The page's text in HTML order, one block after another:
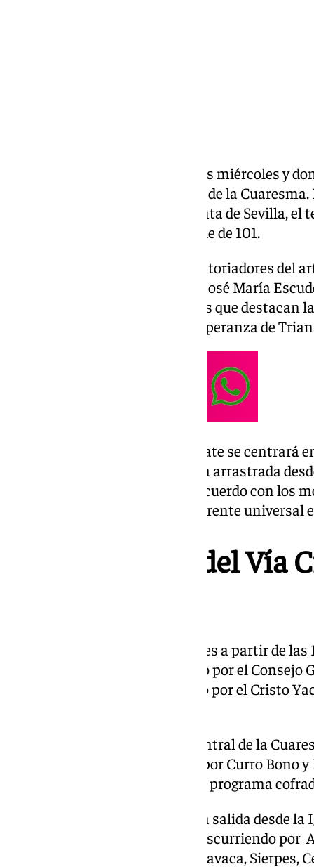
‘Al Cielo’ comienza a emitirse los miércoles y
marzo, con motivo de la llegada de la
la celebración de la Semana Santa de Sevilla,
una cita con el programa cofrade de 101.
En esta primera entrega, los historiadores del
Luque Teruel, Francis Segura y José María
vestimentas de hebrea, entre las que destacan
Santa Cruz, la Amargura o la Esperanza de
No obstante, gran parte del debate se centrará
luce la Macarena. Una polémica arrastrada
de los macarenos no están de acuerdo con los
a la Virgen de la Esperanza, referente universal
Retransmisión del Vía
101 retransmite el próximo lunes a partir de
Cofradías de Sevilla , organizado por el
Cofradías y que estará presidido por el Cristo
La retrasmisión de este acto central de la
equipo de Al Cielo, comandado por Curro Bono
de colaboradores habituales del programa
Vive en 101 este Vía Crucis, cuya salida desde
prevista a las 17:30 horas y transcurriendo por
Campana, O’Donnell, Pedro Caravaca, Sierpes,